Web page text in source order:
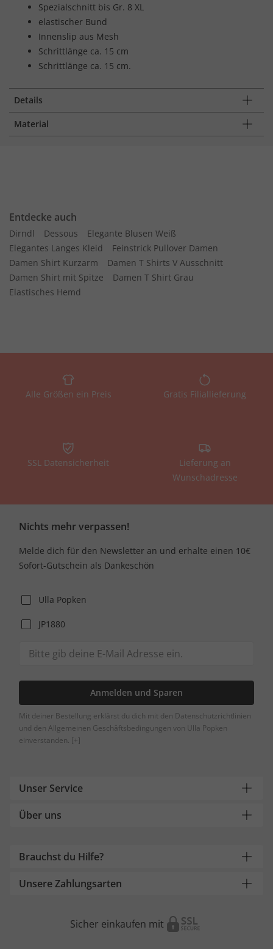
Spezialschnitt bis Gr. 8 XL
elastischer Bund
Innenslip aus Mesh
Schrittlänge ca. 15 cm
Schrittlänge ca. 15 cm.
Details
Material
Entdecke auch
Dirndl Dessous
Elegante Blusen Weiß
Elegantes Langes Kleid
Feinstrick Pullover Damen
Damen Shirt Kurzarm
Damen T Shirts V Ausschnitt
Damen Shirt mit Spitze
Damen T Shirt Grau
Elastisches Hemd
Alle Größen ein Preis Gratis Filiallieferung
SSL Datensicherheit
Lieferung an
Wunschadresse
Nichts mehr verpassen!
Melde dich für den Newsletter an und erhalte einen 10€
Sofort-Gutschein als Dankeschön
Ulla Popken
JP1880
Anmelden und Sparen
Mit deiner Bestellung erklärst du dich mit den Datenschutzrichtlinien
und den Allgemeinen Geschäftsbedingungen von Ulla Popken
einverstanden. [+]
Unser Service
Über uns
Brauchst du Hilfe?
Unsere Zahlungsarten
Sicher einkaufen mit